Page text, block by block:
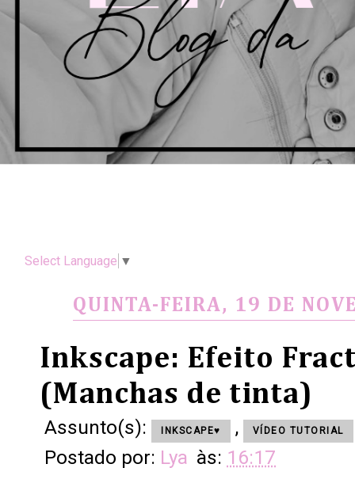
Select Language ▼
QUINTA-FEIRA, 19 DE
Inkscape: Efeito
(Manchas de tinta)
Assunto(s): INKSCAPE♥ , VÍDEO TUTORIAL
Postado por: Lya às: 16:17